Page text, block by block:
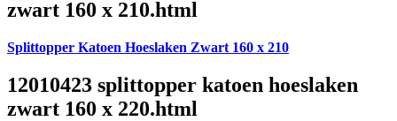
zwart 160 x 210.html
Splittopper Katoen Hoeslaken Zwart 160 x 210
12010423 splittopper katoen hoeslaken
zwart 160 x 220.html